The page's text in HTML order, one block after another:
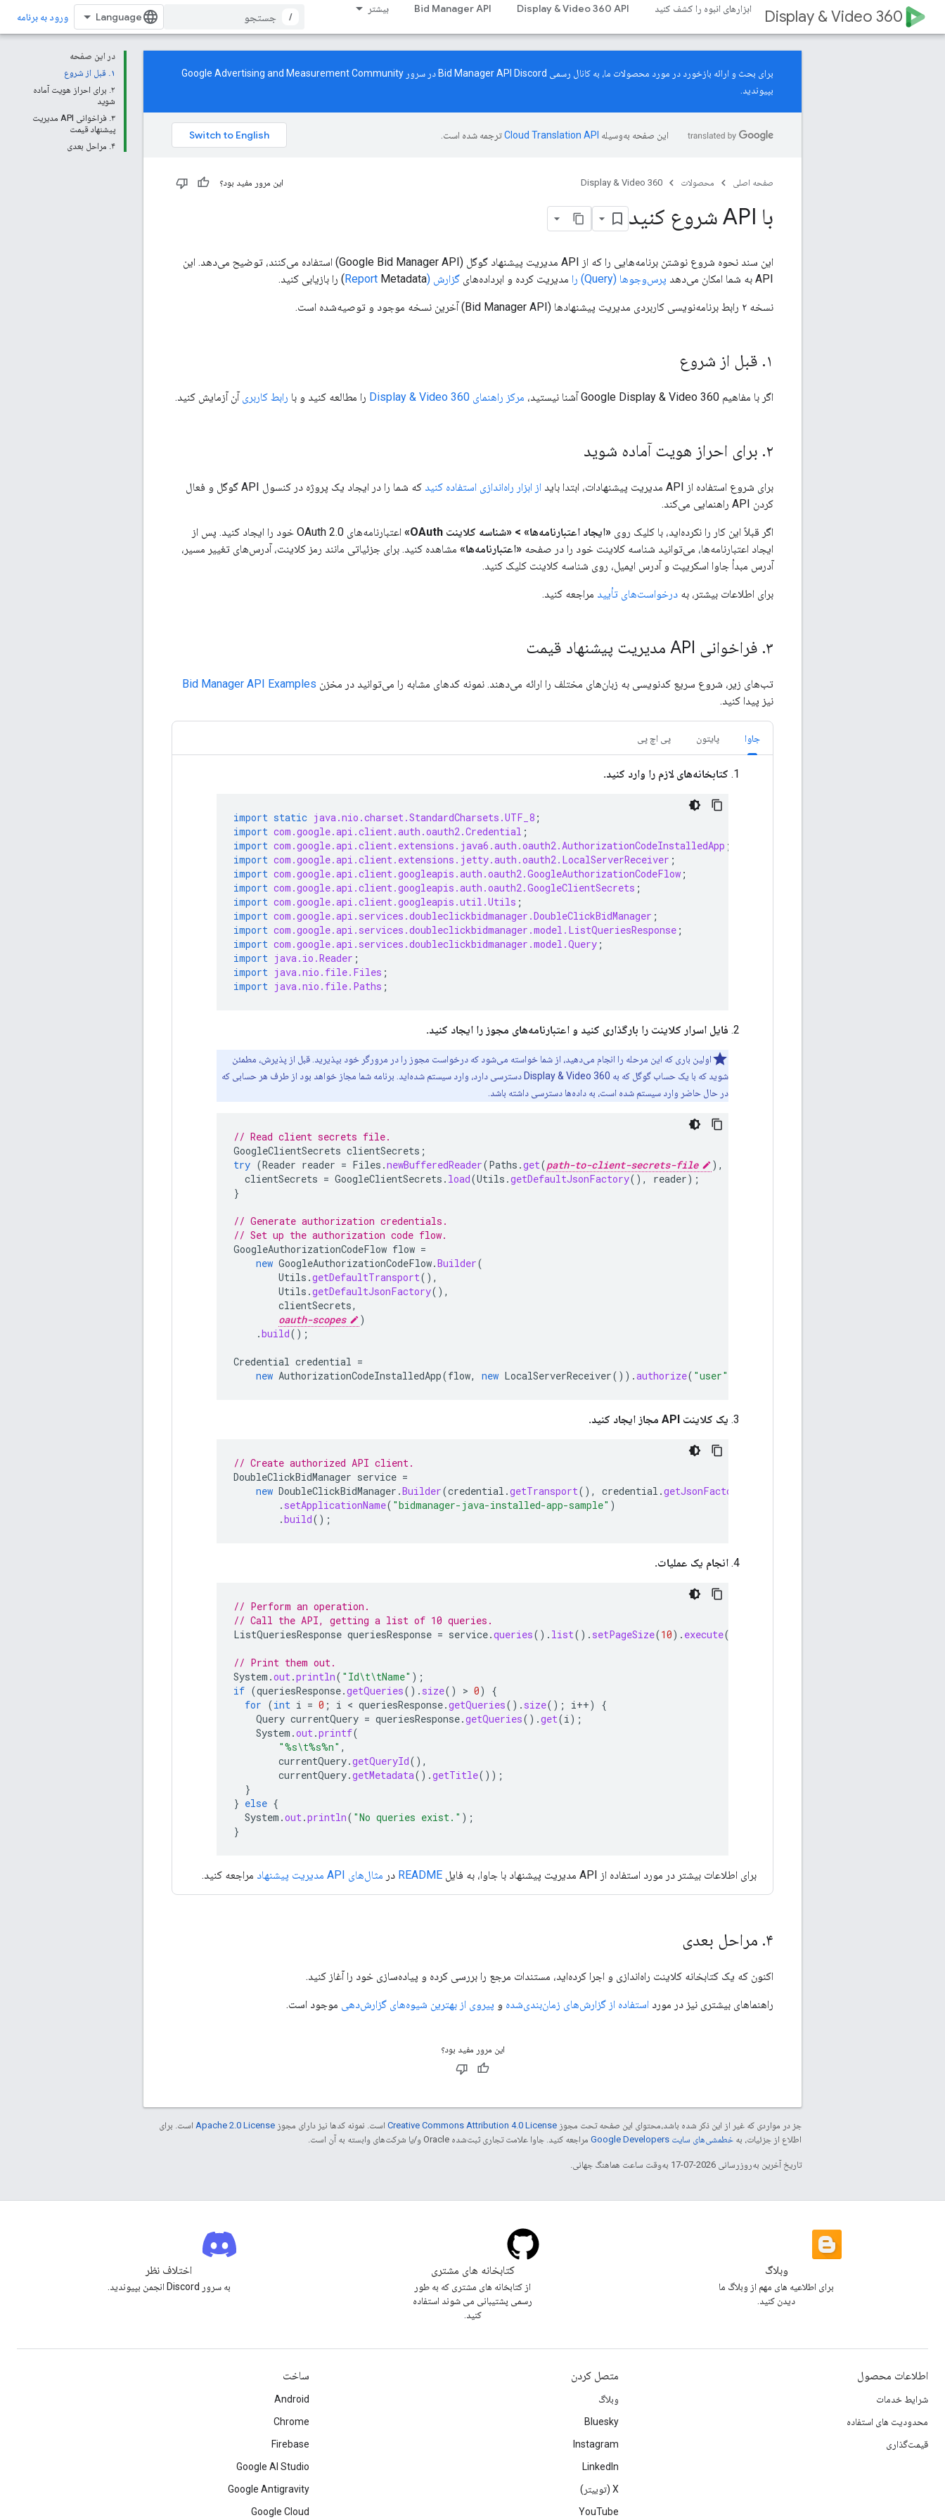
Display & Video 360 ابزارهای انبوه را کشف کنید Display & Video 360 API
Bid Manager API بیشتر
/ ورود به برنامه
در این صفحه
۱. قبل از شروع
۲. برای احراز هویت آماده
شوید
۳. فراخوانی API مدیریت
پیشنهاد قیمت
۴. مراحل بعدی
برای بحث و ارائه بازخورد در مورد محصولات ما، به کانال رسمی Bid Manager API Discord در سرور
Google Advertising and Measurement Community
بپیوندید.
این صفحه به‌وسیله ترجمه شده است.
صفحه اصلی محصولات Display & Video 360 این مرور مفید بود؟
با API شروع کنید
این سند نحوه شروع نوشتن برنامه‌هایی را که از API مدیریت پیشنهاد گوگل (Google Bid Manager API) استفاده می‌کنند، توضیح می‌دهد. این
API به شما امکان می‌دهد
پرس‌وجوها (Query) را مدیریت کرده و ابرداده‌های گزارش (ReportMetadata) را بازیابی کنید.
نسخه ۲ رابط برنامه‌نویسی کاربردی مدیریت پیشنهادها (Bid Manager API) آخرین نسخه موجود و توصیه‌شده است.
۱. قبل از شروع
اگر با مفاهیم Google Display & Video 360 آشنا نیستید، مرکز راهنمای Display & Video 360 را مطالعه کنید و با رابط کاربری آن آزمایش کنید.
۲. برای احراز هویت آماده شوید
برای شروع استفاده از API مدیریت پیشنهادات، ابتدا باید از ابزار راه‌اندازی استفاده کنید
که شما را در ایجاد یک پروژه در کنسول API گوگل و فعال
کردن API راهنمایی می‌کند.
اگر قبلاً این کار را نکرده‌اید، با کلیک روی «ایجاد اعتبارنامه‌ها» > «شناسه کلاینت OAuth»
اعتبارنامه‌های OAuth 2.0 خود را ایجاد کنید. پس از
ایجاد اعتبارنامه‌ها، می‌توانید شناسه کلاینت خود را در صفحه «اعتبارنامه‌ها» مشاهده کنید. برای جزئیاتی مانند رمز کلاینت، آدرس‌های تغییر مسیر،
آدرس مبدأ جاوا اسکریپت و آدرس ایمیل، روی شناسه کلاینت کلیک کنید.
برای اطلاعات بیشتر، به درخواست‌های تأیید مراجعه کنید.
۳. فراخوانی API مدیریت پیشنهاد قیمت
تب‌های زیر، شروع سریع کدنویسی به زبان‌های مختلف را ارائه می‌دهند. نمونه کدهای مشابه را می‌توانید در مخزن Bid Manager API Examples
نیز پیدا کنید.
جاوا پایتون پی اچ پی
کتابخانه‌های لازم را وارد کنید.
import static java.nio.charset.StandardCharsets.UTF_8 ;
import com.google.api.client.auth.oauth2.Credential ;
import com.google.api.client.extensions.java6.auth.oauth2.AuthorizationCodeInstalledApp ;
import com.google.api.client.extensions.jetty.auth.oauth2.LocalServerReceiver ;
import com.google.api.client.googleapis.auth.oauth2.GoogleAuthorizationCodeFlow ;
import com.google.api.client.googleapis.auth.oauth2.GoogleClientSecrets ;
import com.google.api.client.googleapis.util.Utils ;
import com.google.api.services.doubleclickbidmanager.DoubleClickBidManager ;
import com.google.api.services.doubleclickbidmanager.model.ListQueriesResponse ;
import com.google.api.services.doubleclickbidmanager.model.Query ;
import java.io.Reader ;
import java.nio.file.Files ;
import java.nio.file.Paths ;
فایل اسرار کلاینت را بارگذاری کنید و اعتبارنامه‌های مجوز را ایجاد کنید.
اولین باری که این مرحله را انجام می‌دهید، از شما خواسته می‌شود که درخواست مجوز را در مرورگر خود بپذیرید. قبل از پذیرش، مطمئن
شوید که با یک حساب گوگل که به Display & Video 360 دسترسی دارد، وارد سیستم شده‌اید. برنامه شما مجاز خواهد بود از طرف هر حسابی که
در حال حاضر وارد سیستم شده است، به داده‌ها دسترسی داشته باشد.
// Read client secrets file.
GoogleClientSecrets clientSecrets ;
try (Reader reader = Files .newBufferedReader(Paths .get(path-to-client-secrets-file ),
clientSecrets = GoogleClientSecrets . load(Utils .getDefaultJsonFactory(), reader);
}
// Generate authorization credentials.
// Set up the authorization code flow.
GoogleAuthorizationCodeFlow flow =
new GoogleAuthorizationCodeFlow.Builder(
Utils .getDefaultTransport(),
Utils .getDefaultJsonFactory(),
clientSecrets,
oauth-scopes
)
.build();
Credential credential =
new AuthorizationCodeInstalledApp(flow, new LocalServerReceiver()).authorize( "user"
یک کلاینت API مجاز ایجاد کنید.
// Create authorized API client.
DoubleClickBidManager service =
new DoubleClickBidManager .Builder(credential .getTransport(), credential .getJsonFactory
. setApplicationName( "bidmanager-java-installed-app-sample" )
.build();
انجام یک عملیات.
// Perform an operation.
// Call the API, getting a list of 10 queries.
ListQueriesResponse queriesResponse = service.queries(). list(). setPageSize(10). execute();
// Print them out.
System .out.println( "Id\t\tName" );
if (queriesResponse.getQueries(). size() > 0)
{
for (int i = 0 ; i < queriesResponse.getQueries(). size(); i++)
{
Query currentQuery = queriesResponse.getQueries().get(i);
System .out.printf(
"%s\t%s%n" ,
currentQuery.getQueryId(),
currentQuery.getMetadata().getTitle());
}
} else {
System .out.println( "No queries exist." );
}
برای اطلاعات بیشتر در مورد استفاده از API مدیریت پیشنهاد با جاوا، به فایل README در مثال‌های API مدیریت پیشنهاد مراجعه کنید.
۴. مراحل بعدی
اکنون که یک کتابخانه کلاینت راه‌اندازی و اجرا کرده‌اید، مستندات مرجع را بررسی کرده و پیاده‌سازی خود را آغاز کنید.
راهنماهای بیشتری نیز در مورد استفاده از گزارش‌های زمان‌بندی‌شده و پیروی از بهترین شیوه‌های گزارش‌دهی موجود است.
این مرور مفید بود؟
جز در مواردی که غیر از این ذکر شده باشد،‌محتوای این صفحه تحت مجوز Creative Commons Attribution 4.0 License است. نمونه کدها نیز دارای مجوز Apache 2.0 License است. برای
اطلاع از جزئیات، به خطمشی‌های سایت Google Developers‏ مراجعه کنید. جاوا علامت تجاری ثبت‌شده Oracle و/یا شرکت‌های وابسته به آن است.
تاریخ آخرین به‌روزرسانی 2026-07-17 به‌وقت ساعت هماهنگ جهانی.
وبلاگ
برای اطلاعیه های مهم از وبلاگ ما
دیدن کنید.
کتابخانه های مشتری
از کتابخانه های مشتری که به طور
رسمی پشتیبانی می شوند استفاده
کنید.
اختلاف نظر
به سرور Discord انجمن بپیوندید.
اطلاعات محصول
شرایط خدمات
محدودیت های استفاده
قیمت‌گذاری
متصل کردن
وبلاگ
Bluesky
Instagram
LinkedIn
‫X (توییتر)
YouTube
ساخت
Android
Chrome
Firebase
Google AI Studio
Google Antigravity
Google Cloud